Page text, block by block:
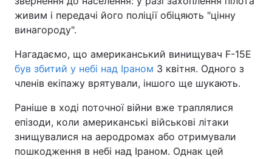
живим і передачі його поліції обіцяють "цінну
винагороду".
Нагадаємо, що американський винищувач F-15E
був збитий у небі над Іраном 3 квітня. Одного з
членів екіпажу врятували, іншого ще шукають.
Раніше в ході поточної війни вже траплялися
епізоди, коли американські військові літаки
знищувалися на аеродромах або отримували
пошкодження в небі над Іраном. Однак цей